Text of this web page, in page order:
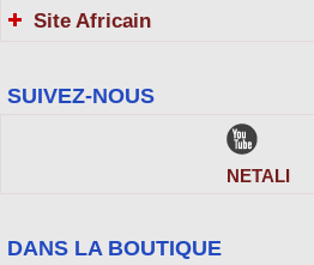
Site Africain
SUIVEZ-NOUS
NETALI
DANS LA BOUTIQUE